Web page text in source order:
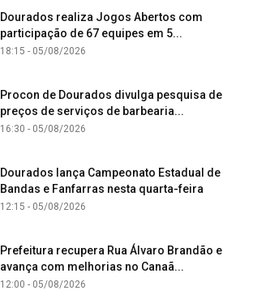
Dourados realiza Jogos Abertos com
participação de 67 equipes em 5...
18:15 - 05/08/2026
Procon de Dourados divulga pesquisa de
preços de serviços de barbearia...
16:30 - 05/08/2026
Dourados lança Campeonato Estadual de
Bandas e Fanfarras nesta quarta-feira
12:15 - 05/08/2026
Prefeitura recupera Rua Álvaro Brandão e
avança com melhorias no Canaã...
12:00 - 05/08/2026